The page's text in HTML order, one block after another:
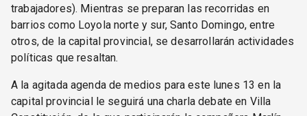
trabajadores). Mientras se preparan las recorridas en
barrios como Loyola norte y sur, Santo Domingo, entre
otros, de la capital provincial, se desarrollarán actividades
políticas que resaltan.
A la agitada agenda de medios para este lunes 13 en la
capital provincial le seguirá una charla debate en Villa